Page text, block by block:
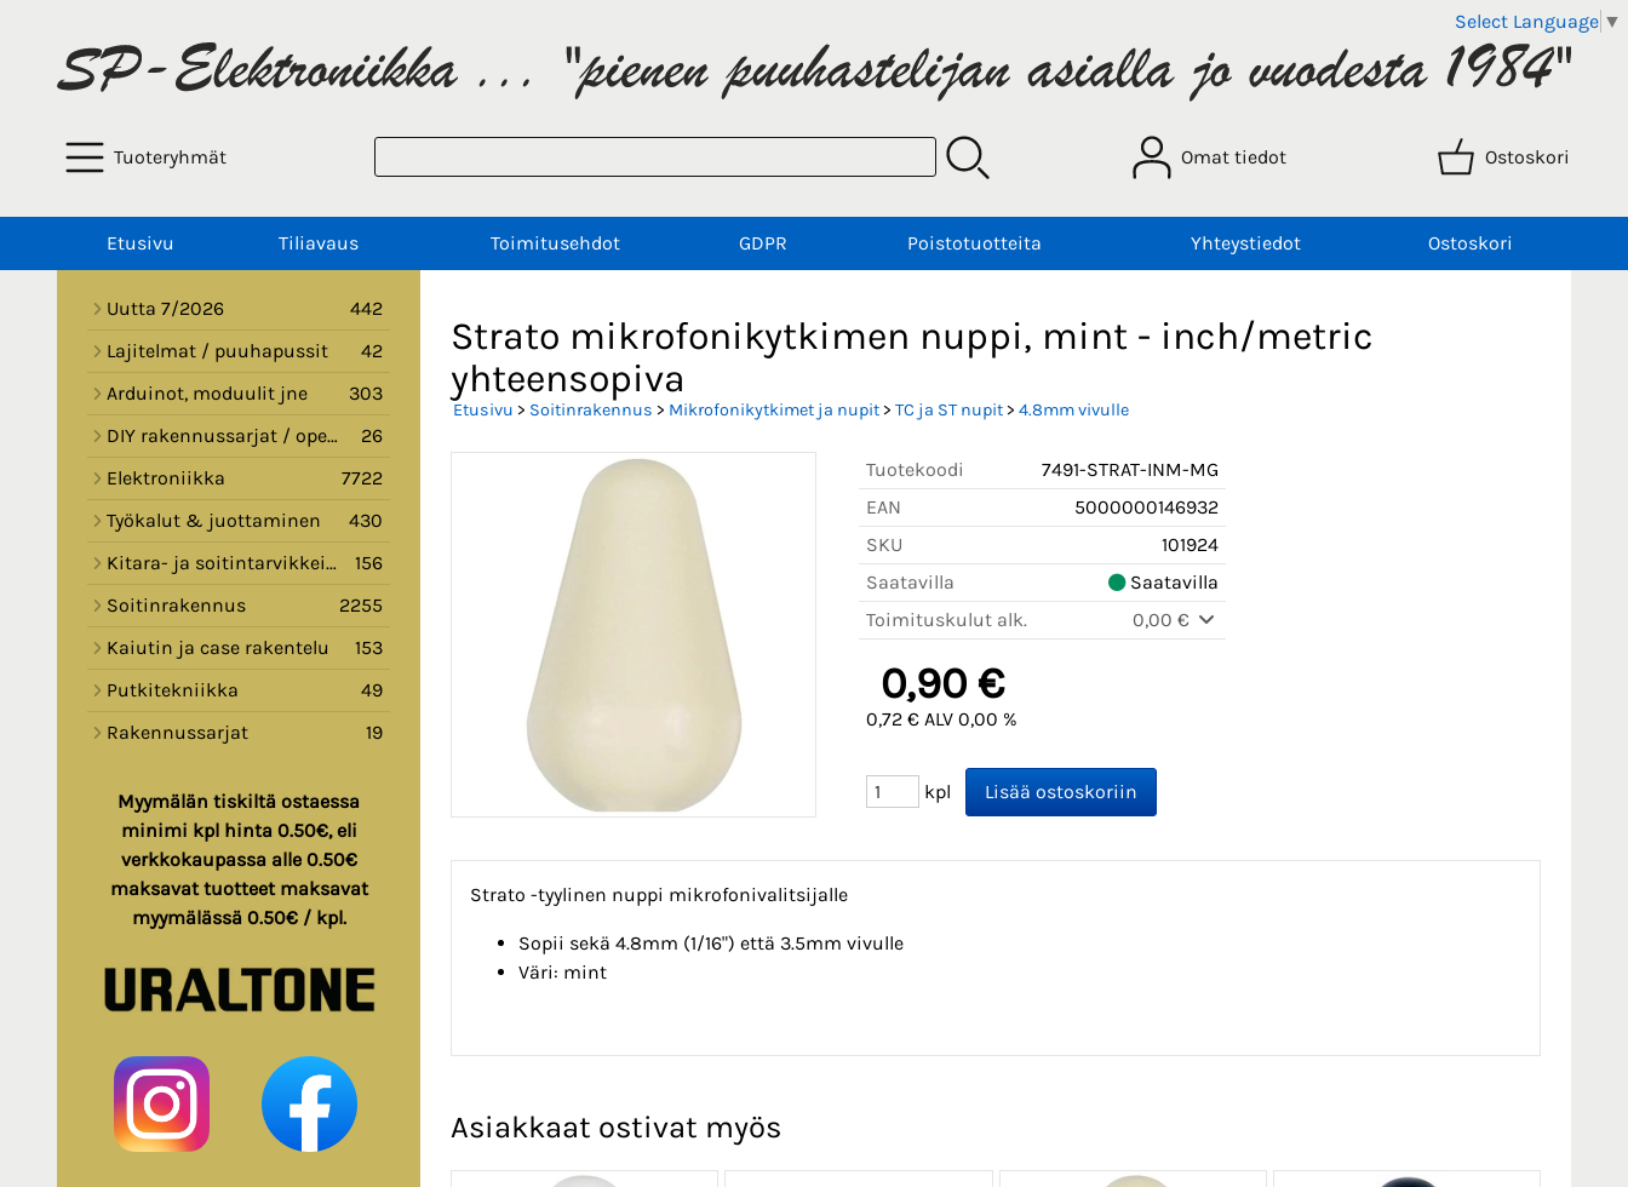
Select Language ▼
Tuoteryhmät Omat tiedot Ostoskori
Etusivu Tiliavaus Toimitusehdot GDPR Poistotuotteita Yhteystiedot Ostoskori
Uutta 7/2026
442
Lajitelmat / puuhapussit
42
Arduinot, moduulit jne
303
DIY rakennussarjat / opetussarjat
26
Elektroniikka
7722
Työkalut & juottaminen
430
Kitara- ja soitintarvikkeita
156
Soitinrakennus
2255
Kaiutin ja case rakentelu
153
Putkitekniikka
49
Rakennussarjat
19
Myymälän tiskiltä ostaessa
minimi kpl hinta 0.50€, eli
verkkokaupassa alle 0.50€
maksavat tuotteet maksavat
myymälässä 0.50€ / kpl.
Strato mikrofonikytkimen nuppi, mint - inch/metric
yhteensopiva
Etusivu > Soitinrakennus > Mikrofonikytkimet ja nupit> TC ja ST nupit> 4.8mm vivulle
Tuotekoodi
7491-STRAT-INM-MG
EAN
5000000146932
SKU
101924
Saatavilla
Saatavilla
Toimituskulut alk.
0,00 €
0,90 €
0,72 € ALV 0,00 %
kpl
Strato -tyylinen nuppi mikrofonivalitsijalle
Sopii sekä 4.8mm (1/16") että 3.5mm vivulle
Väri: mint
Asiakkaat ostivat myös